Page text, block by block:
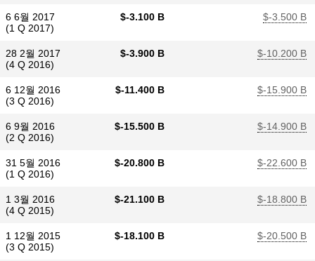
6 6월 2017
(1 Q 2017)
$​-3.100 B $​-3.500 B
28 2월 2017
(4 Q 2016)
$​-3.900 B $​-10.200 B
6 12월 2016
(3 Q 2016)
$​-11.400 B $​-15.900 B
6 9월 2016
(2 Q 2016)
$​-15.500 B $​-14.900 B
31 5월 2016
(1 Q 2016)
$​-20.800 B $​-22.600 B
1 3월 2016
(4 Q 2015)
$​-21.100 B $​-18.800 B
1 12월 2015
(3 Q 2015)
$​-18.100 B $​-20.500 B